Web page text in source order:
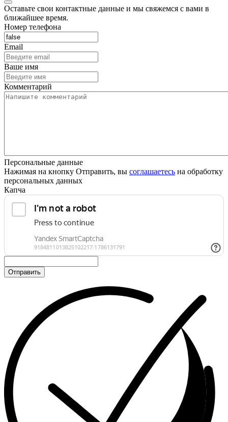
Оставьте свои контактные данные и мы свяжемся с вами в
ближайшее время.
Номер телефона
Email
Ваше имя
Комментарий
Персональные данные
Нажимая на кнопку Отправить, вы соглашаетесь на обработку
персональных данных
Капча
Отправить